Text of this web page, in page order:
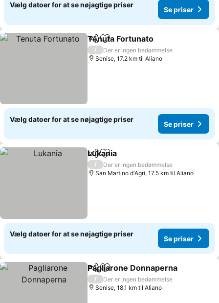
Vælg datoer for at se nøjagtige priser
Se priser
Del Føj til favoritter
Tenuta Fortunato
/
Der er ingen bedømmelse
Senise, 17.2 km til Aliano
Vælg datoer for at se nøjagtige priser
Se priser
Del Føj til favoritter
Lukania
/
Der er ingen bedømmelse
San Martino d'Agri, 17.5 km til Aliano
Vælg datoer for at se nøjagtige priser
Se priser
Del Føj til favoritter
Pagliarone Donnaperna
/
Der er ingen bedømmelse
Senise, 18.1 km til Aliano